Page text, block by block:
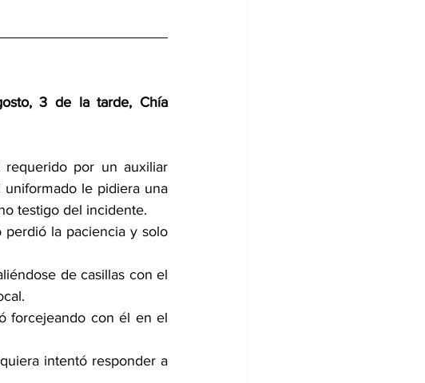
3 de la tarde, Chía
requerido por un auxiliar
le pidiera una
testigo del incidente.
perdió la paciencia y solo
de casillas con el
forcejeando con él en el
intentó responder a